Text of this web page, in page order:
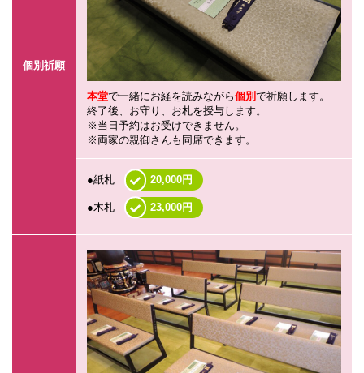
個別祈願
本堂で一緒にお経を読みながら個別 で祈願します。
終了後、お守り、お札を授与します。
※当日予約はお受けできません。
※両家の親御さんも同席できます。
●紙札 20,000円
●木札 23,000円